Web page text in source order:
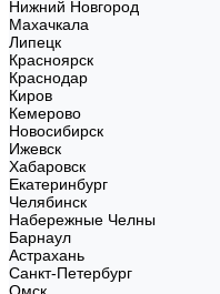
Нижний Новгород
Махачкала
Липецк
Красноярск
Краснодар
Киров
Кемерово
Новосибирск
Ижевск
Хабаровск
Екатеринбург
Челябинск
Набережные Челны
Барнаул
Астрахань
Санкт-Петербург